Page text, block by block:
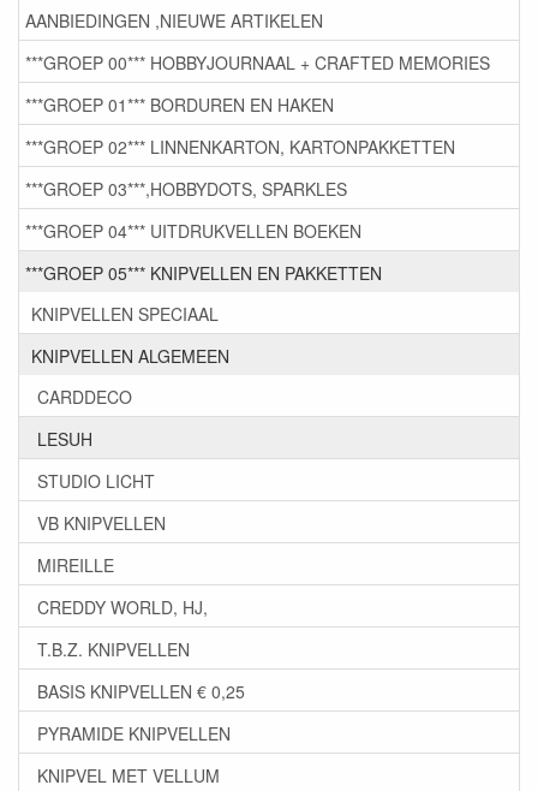
AANBIEDINGEN ,NIEUWE ARTIKELEN
***GROEP 00*** HOBBYJOURNAAL + CRAFTED MEMORIES
***GROEP 01*** BORDUREN EN HAKEN
***GROEP 02*** LINNENKARTON, KARTONPAKKETTEN
***GROEP 03***,HOBBYDOTS, SPARKLES
***GROEP 04*** UITDRUKVELLEN BOEKEN
***GROEP 05*** KNIPVELLEN EN PAKKETTEN
KNIPVELLEN SPECIAAL
KNIPVELLEN ALGEMEEN
CARDDECO
LESUH
STUDIO LICHT
VB KNIPVELLEN
MIREILLE
CREDDY WORLD, HJ,
T.B.Z. KNIPVELLEN
BASIS KNIPVELLEN € 0,25
PYRAMIDE KNIPVELLEN
KNIPVEL MET VELLUM